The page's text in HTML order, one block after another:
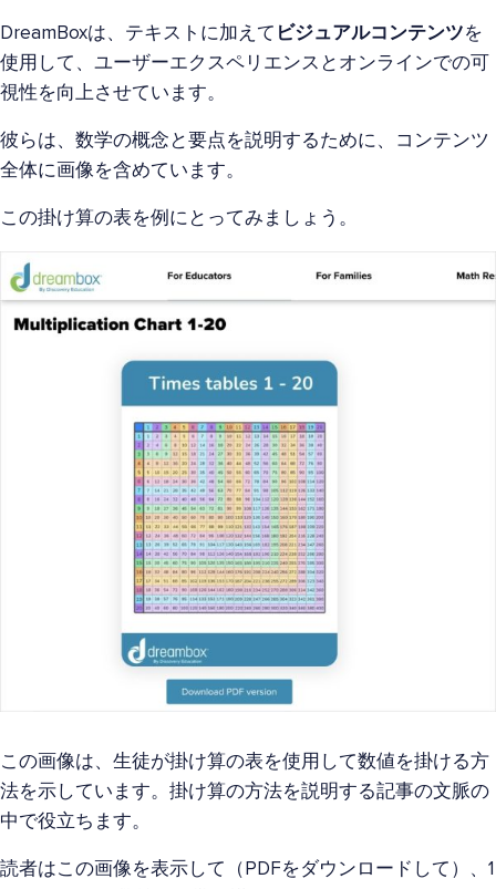
DreamBoxは、テキストに加えて ビジュアルコンテンツを
使用して、ユーザーエクスペリエンスとオンラインでの可
視性を向上させています。
彼らは、数学の概念と要点を説明するために、コンテンツ
全体に画像を含めています。
この掛け算の表を例にとってみましょう。
この画像は、生徒が掛け算の表を使用して数値を掛ける方
法を示しています。掛け算の方法を説明する記事の文脈の
中で役立ちます。
読者はこの画像を表示して（PDFをダウンロードして）、1